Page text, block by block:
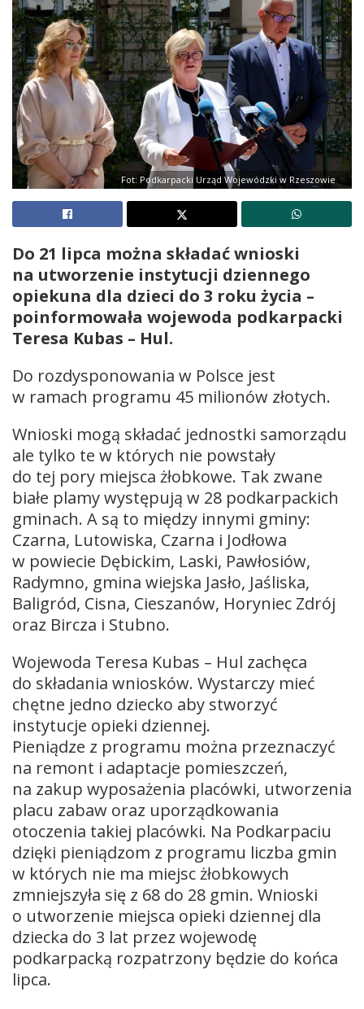
Fot: Podkarpacki Urząd Wojewódzki w Rzeszowie
Do 21 lipca można składać wnioski
na utworzenie instytucji dziennego
opiekuna dla dzieci do 3 roku życia –
poinformowała wojewoda podkarpacki
Teresa Kubas – Hul.
Do rozdysponowania w Polsce jest
w ramach programu 45 milionów złotych.
Wnioski mogą składać jednostki samorządu
ale tylko te w których nie powstały
do tej pory miejsca żłobkowe. Tak zwane
białe plamy występują w 28 podkarpackich
gminach. A są to między innymi gminy:
Czarna, Lutowiska, Czarna i Jodłowa
w powiecie Dębickim, Laski, Pawłosiów,
Radymno, gmina wiejska Jasło, Jaśliska,
Baligród, Cisna, Cieszanów, Horyniec Zdrój
oraz Bircza i Stubno.
Wojewoda Teresa Kubas – Hul zachęca
do składania wniosków. Wystarczy mieć
chętne jedno dziecko aby stworzyć
instytucje opieki dziennej.
Pieniądze z programu można przeznaczyć
na remont i adaptacje pomieszczeń,
na zakup wyposażenia placówki, utworzenia
placu zabaw oraz uporządkowania
otoczenia takiej placówki. Na Podkarpaciu
dzięki pieniądzom z programu liczba gmin
w których nie ma miejsc żłobkowych
zmniejszyła się z 68 do 28 gmin. Wnioski
o utworzenie miejsca opieki dziennej dla
dziecka do 3 lat przez wojewodę
podkarpacką rozpatrzony będzie do końca
lipca.